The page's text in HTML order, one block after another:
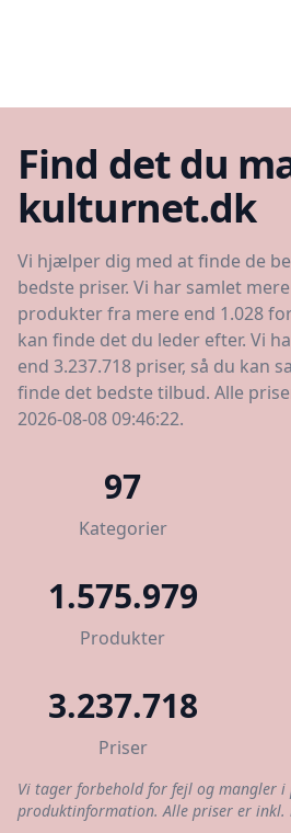
Find det du
kulturnet.dk
Vi hjælper dig med at finde de
bedste priser. Vi har samlet
produkter fra mere end 1.028
kan finde det du leder efter. Vi
end 3.237.718 priser, så du kan
finde det bedste tilbud. Alle
2026-08-08 09:46:22.
97
Kategorier
1.575.979
Produkter
3.237.718
Priser
Vi tager forbehold for fejl og mangler i
produktinformation. Alle priser er inkl.